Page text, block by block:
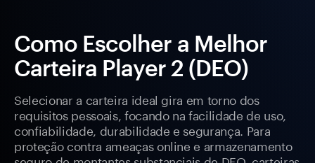
Como Escolher a Melhor
Carteira Player 2 (DEO)
Selecionar a carteira ideal gira em torno dos
requisitos pessoais, focando na facilidade de uso,
confiabilidade, durabilidade e segurança. Para
proteção contra ameaças online e armazenamento